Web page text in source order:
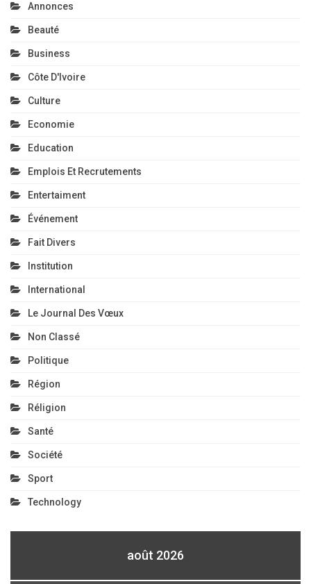
Annonces
Beauté
Business
Côte D'Ivoire
Culture
Economie
Education
Emplois Et Recrutements
Entertaiment
Événement
Fait Divers
Institution
International
Le Journal Des Vœux
Non Classé
Politique
Région
Réligion
Santé
Société
Sport
Technology
août 2026